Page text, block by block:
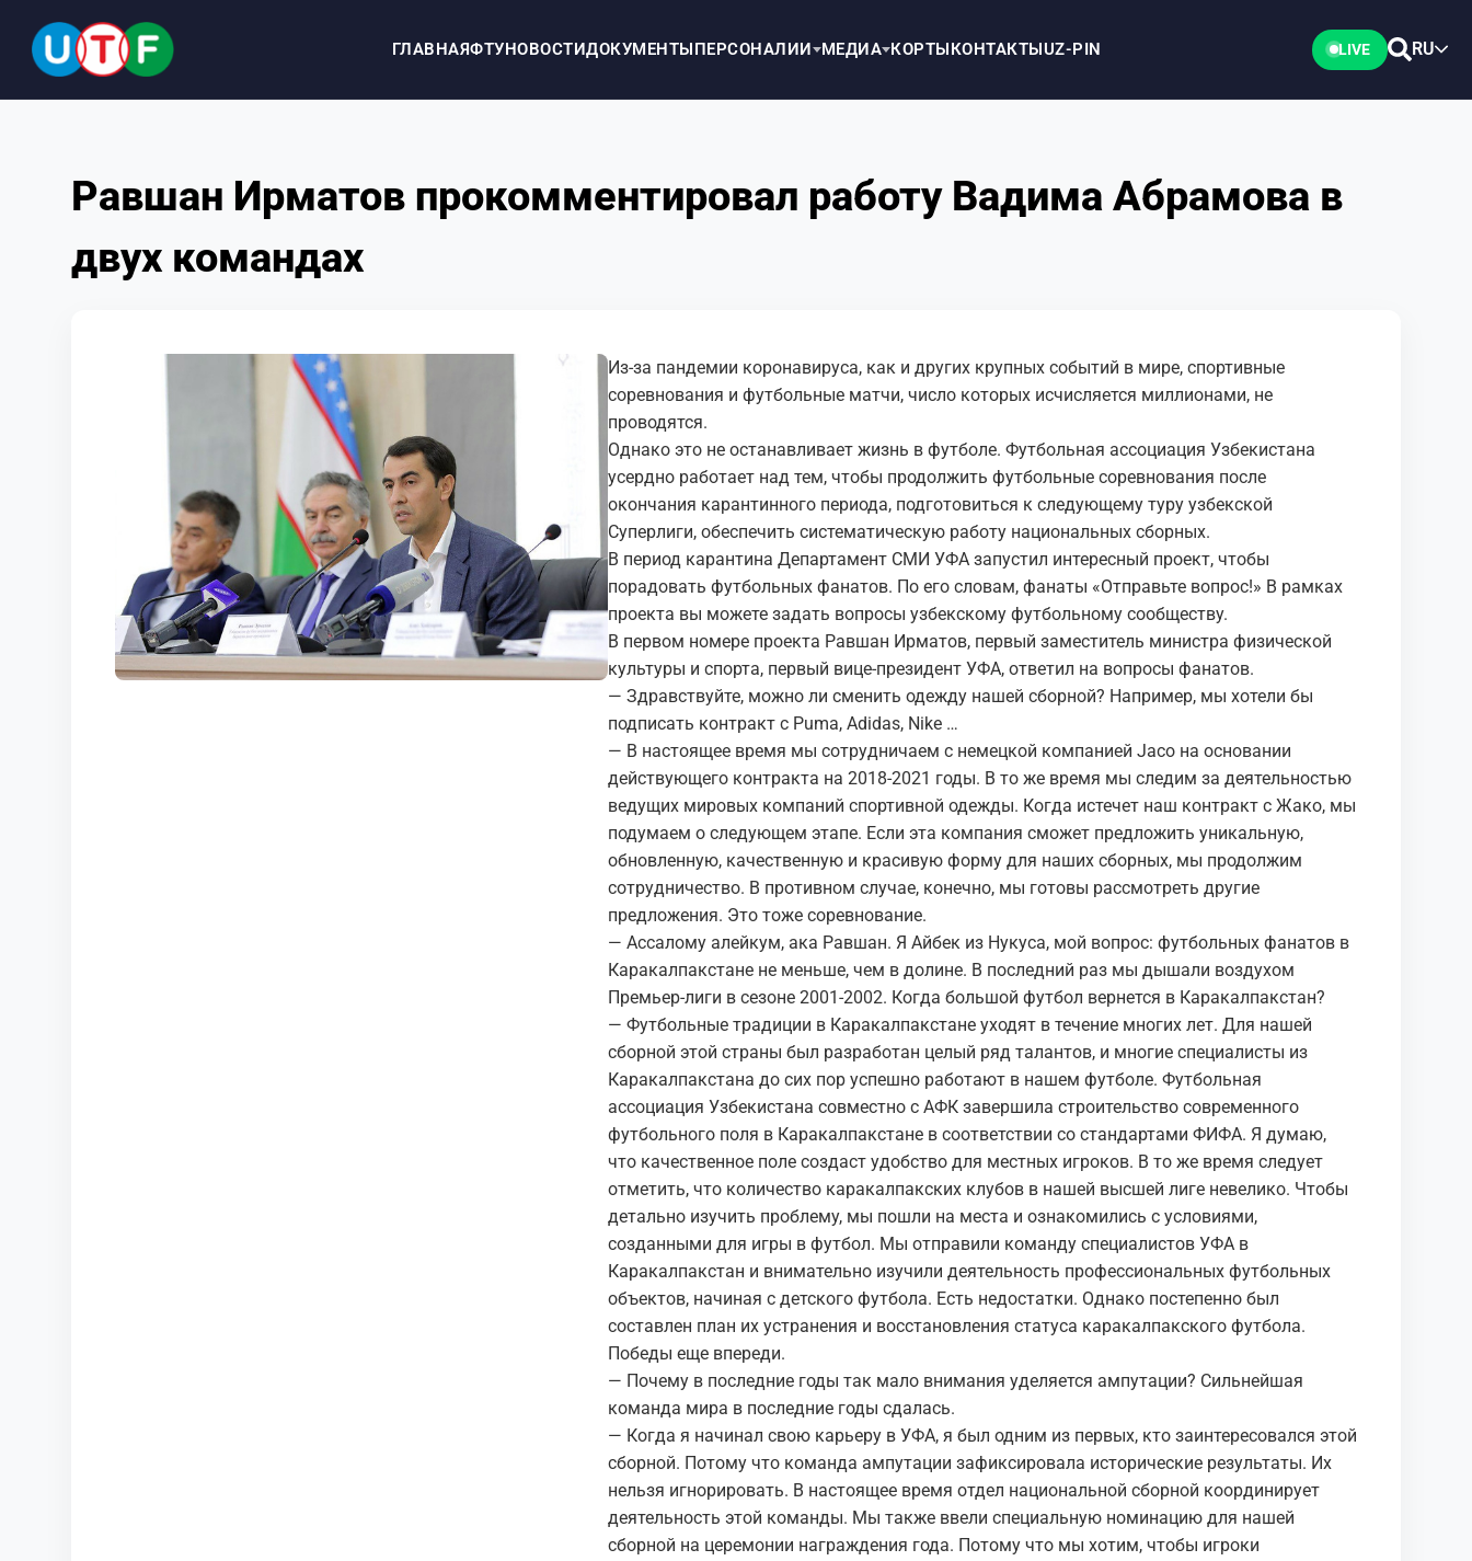
ГЛАВНАЯФТУНОВОСТИДОКУМЕНТЫПЕРСОНАЛИИ МЕДИА КОРТЫКОНТАКТЫUZ-PIN LIVE RU
КОНТАКТЫ
Равшан Ирматов прокомментировал работу Вадима Абрамова в
двух командах
Из-за пандемии коронавируса, как и других крупных событий в мире, спортивные
соревнования и футбольные матчи, число которых исчисляется миллионами, не
проводятся.
Однако это не останавливает жизнь в футболе. Футбольная ассоциация Узбекистана
усердно работает над тем, чтобы продолжить футбольные соревнования после
окончания карантинного периода, подготовиться к следующему туру узбекской
Суперлиги, обеспечить систематическую работу национальных сборных.
В период карантина Департамент СМИ УФА запустил интересный проект, чтобы
порадовать футбольных фанатов. По его словам, фанаты «Отправьте вопрос!» В рамках
проекта вы можете задать вопросы узбекскому футбольному сообществу.
В первом номере проекта Равшан Ирматов, первый заместитель министра физической
культуры и спорта, первый вице-президент УФА, ответил на вопросы фанатов.
— Здравствуйте, можно ли сменить одежду нашей сборной? Например, мы хотели бы
подписать контракт с Puma, Adidas, Nike …
— В настоящее время мы сотрудничаем с немецкой компанией Jaco на основании
действующего контракта на 2018-2021 годы. В то же время мы следим за деятельностью
ведущих мировых компаний спортивной одежды. Когда истечет наш контракт с Жако, мы
подумаем о следующем этапе. Если эта компания сможет предложить уникальную,
обновленную, качественную и красивую форму для наших сборных, мы продолжим
сотрудничество. В противном случае, конечно, мы готовы рассмотреть другие
предложения. Это тоже соревнование.
— Ассалому алейкум, ака Равшан. Я Айбек из Нукуса, мой вопрос: футбольных фанатов в
Каракалпакстане не меньше, чем в долине. В последний раз мы дышали воздухом
Премьер-лиги в сезоне 2001-2002. Когда большой футбол вернется в Каракалпакстан?
— Футбольные традиции в Каракалпакстане уходят в течение многих лет. Для нашей
сборной этой страны был разработан целый ряд талантов, и многие специалисты из
Каракалпакстана до сих пор успешно работают в нашем футболе. Футбольная
ассоциация Узбекистана совместно с АФК завершила строительство современного
футбольного поля в Каракалпакстане в соответствии со стандартами ФИФА. Я думаю,
что качественное поле создаст удобство для местных игроков. В то же время следует
отметить, что количество каракалпакских клубов в нашей высшей лиге невелико. Чтобы
детально изучить проблему, мы пошли на места и ознакомились с условиями,
созданными для игры в футбол. Мы отправили команду специалистов УФА в
Каракалпакстан и внимательно изучили деятельность профессиональных футбольных
объектов, начиная с детского футбола. Есть недостатки. Однако постепенно был
составлен план их устранения и восстановления статуса каракалпакского футбола.
Победы еще впереди.
— Почему в последние годы так мало внимания уделяется ампутации? Сильнейшая
команда мира в последние годы сдалась.
— Когда я начинал свою карьеру в УФА, я был одним из первых, кто заинтересовался этой
сборной. Потому что команда ампутации зафиксировала исторические результаты. Их
нельзя игнорировать. В настоящее время отдел национальной сборной координирует
деятельность этой команды. Мы также ввели специальную номинацию для нашей
сборной на церемонии награждения года. Потому что мы хотим, чтобы игроки